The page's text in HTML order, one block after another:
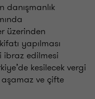
danışmanlık
üzerinden
yapılması
ibraz edilmesi
kesilecek vergi
ve çifte